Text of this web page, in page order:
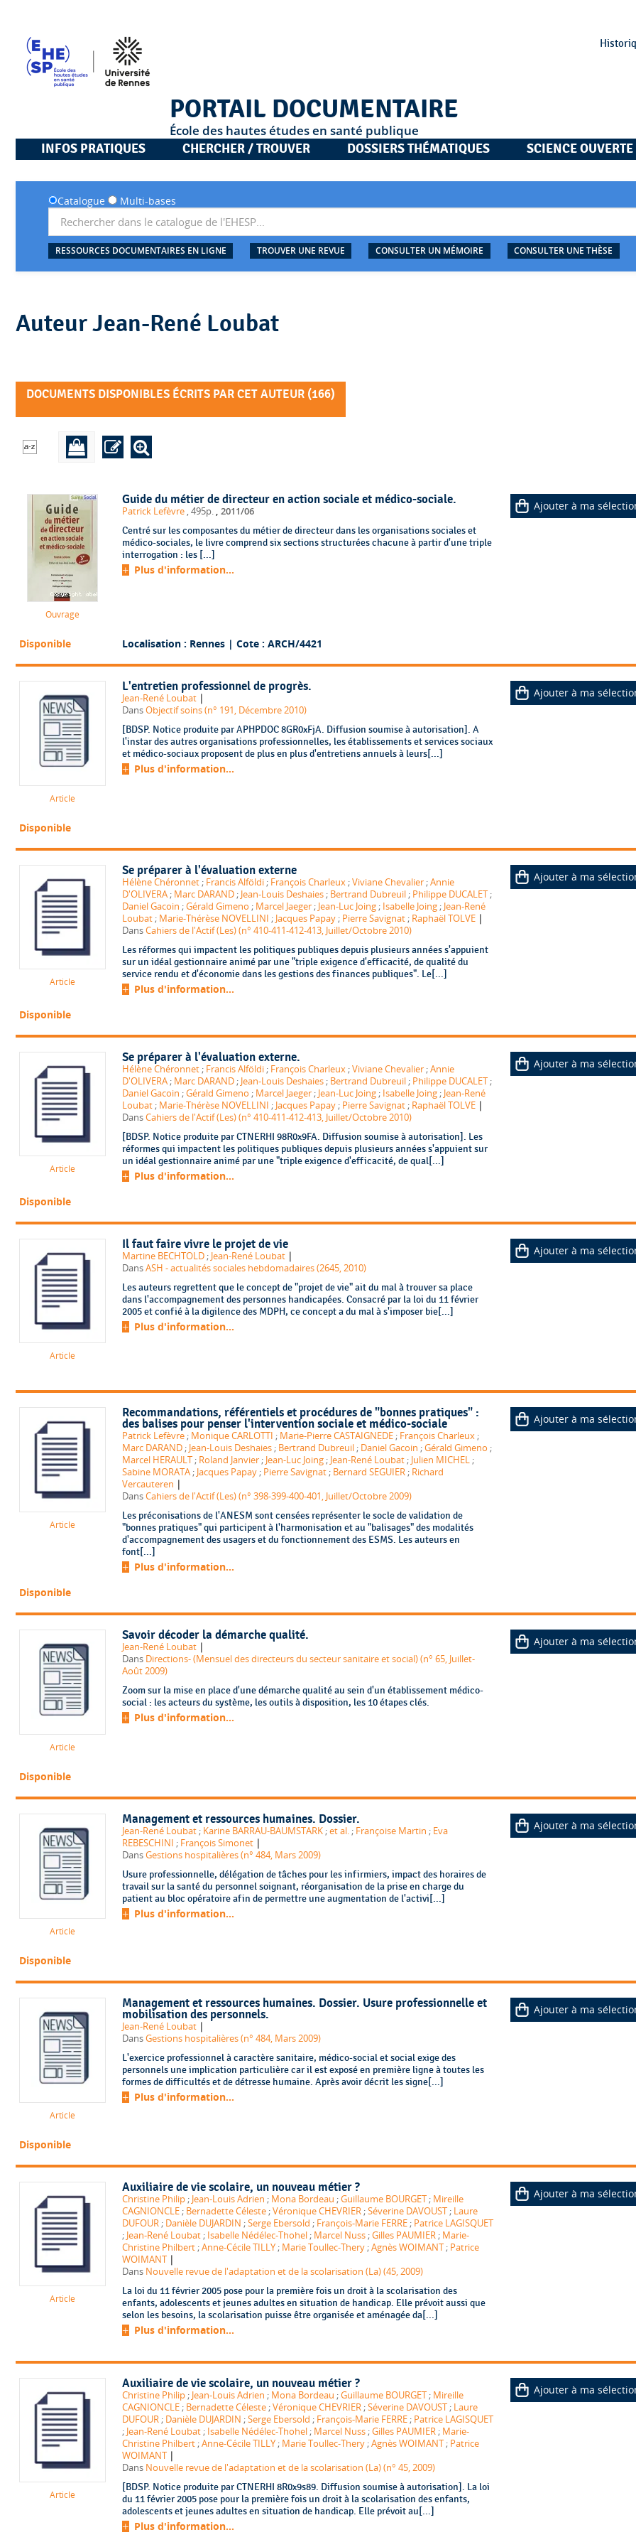
PORTAIL DOCUMENTAIRE
École des hautes études en santé publique
INFOS PRATIQUES
CHERCHER / TROUVER DOSSIERS THÉMATIQUES SCIENCE OUVERTE
Catalogue Multi-bases
RESSOURCES DOCUMENTAIRES EN LIGNE TROUVER UNE REVUE CONSULTER UN MÉMOIRE CONSULTER UNE THÈSE
Auteur Jean-René Loubat
DOCUMENTS DISPONIBLES ÉCRITS PAR CET AUTEUR (166)
Ouvrage
Guide du métier de directeur en action sociale et médico-sociale.
Patrick Lefèvre , 495p. 2011/06
Centré sur les composantes du métier de directeur dans les organisations sociales et
médico-sociales, le livre comprend six sections structurées chacune à partir d'une triple
interrogation : les [...]
Plus d'information...
Ajouter à ma
Disponible Localisation : Rennes | Cote : ARCH/4421
Article
L'entretien professionnel de progrès.
Jean-René Loubat |
DansObjectif soins (n° 191, Décembre 2010)
[BDSP. Notice produite par APHPDOC 8GR0xFjA. Diffusion soumise à autorisation]. A
l'instar des autres organisations professionnelles, les établissements et services sociaux
et médico-sociaux proposent de plus en plus d'entretiens annuels à leurs[...]
Plus d'information...
Ajouter à ma
Disponible
Article
Se préparer à l'évaluation externe
Hélène Chéronnet ; Francis Alföldi ; François Charleux ;Viviane Chevalier ;Annie
D'OLIVERA ; Marc DARAND ; Jean-Louis Deshaies ; Bertrand Dubreuil ; Philippe DUCALET ;
Daniel Gacoin ;Gérald Gimeno ; Marcel Jaeger ; Jean-Luc Joing ; Isabelle Joing ; Jean-René
Loubat ; Marie-Thérèse NOVELLINI ; Jacques Papay ; Pierre Savignat ; Raphaël TOLVE |
DansCahiers de l'Actif (Les) (n° 410-411-412-413, Juillet/Octobre 2010)
Les réformes qui impactent les politiques publiques depuis plusieurs années s'appuient
sur un idéal gestionnaire animé par une "triple exigence d'efficacité, de qualité du
service rendu et d'économie dans les gestions des finances publiques". Le[...]
Plus d'information...
Ajouter à ma
Disponible
Article
Se préparer à l'évaluation externe.
Hélène Chéronnet ; Francis Alföldi ; François Charleux ;Viviane Chevalier ;Annie
D'OLIVERA ; Marc DARAND ; Jean-Louis Deshaies ; Bertrand Dubreuil ; Philippe DUCALET ;
Daniel Gacoin ;Gérald Gimeno ; Marcel Jaeger ; Jean-Luc Joing ; Isabelle Joing ; Jean-René
Loubat ; Marie-Thérèse NOVELLINI ; Jacques Papay ; Pierre Savignat ; Raphaël TOLVE |
DansCahiers de l'Actif (Les) (n° 410-411-412-413, Juillet/Octobre 2010)
[BDSP. Notice produite par CTNERHI 98R0x9FA. Diffusion soumise à autorisation]. Les
réformes qui impactent les politiques publiques depuis plusieurs années s'appuient sur
un idéal gestionnaire animé par une "triple exigence d'efficacité, de qual[...]
Plus d'information...
Ajouter à ma
Disponible
Article
Il faut faire vivre le projet de vie
Martine BECHTOLD ; Jean-René Loubat |
DansASH - actualités sociales hebdomadaires (2645, 2010)
Les auteurs regrettent que le concept de "projet de vie" ait du mal à trouver sa place
dans l'accompagnement des personnes handicapées. Consacré par la loi du 11 février
2005 et confié à la digilence des MDPH, ce concept a du mal à s'imposer bie[...]
Plus d'information...
Ajouter à ma
Article
Recommandations, référentiels et procédures de "bonnes pratiques" :
des balises pour penser l'intervention sociale et médico-sociale
Patrick Lefèvre ; Monique CARLOTTI ; Marie-Pierre CASTAIGNEDE ; François Charleux ;
Marc DARAND ; Jean-Louis Deshaies ; Bertrand Dubreuil ; Daniel Gacoin ;Gérald Gimeno ;
Marcel HERAULT ; Roland Janvier ; Jean-Luc Joing ; Jean-René Loubat ; Julien MICHEL ;
Sabine MORATA ; Jacques Papay ; Pierre Savignat ; Bernard SEGUIER ; Richard
Vercauteren |
DansCahiers de l'Actif (Les) (n° 398-399-400-401, Juillet/Octobre 2009)
Les préconisations de l'ANESM sont censées représenter le socle de validation de
"bonnes pratiques" qui participent à l'harmonisation et au "balisages" des modalités
d'accompagnement des usagers et du fonctionnement des ESMS. Les auteurs en
font[...]
Plus d'information...
Ajouter à ma
Disponible
Article
Savoir décoder la démarche qualité.
Jean-René Loubat |
Dans Directions- (Mensuel des directeurs du secteur sanitaire et social) (n° 65, Juillet-
Août 2009)
Zoom sur la mise en place d'une démarche qualité au sein d'un établissement médico-
social : les acteurs du système, les outils à disposition, les 10 étapes clés.
Plus d'information...
Ajouter à ma
Disponible
Article
Management et ressources humaines. Dossier.
Jean-René Loubat ; Karine BARRAU-BAUMSTARK ;et al. ; Françoise Martin ; Eva
REBESCHINI ; François Simonet |
DansGestions hospitalières (n° 484, Mars 2009)
Usure professionnelle, délégation de tâches pour les infirmiers, impact des horaires de
travail sur la santé du personnel soignant, réorganisation de la prise en charge du
patient au bloc opératoire afin de permettre une augmentation de l'activi[...]
Plus d'information...
Ajouter à ma
Disponible
Article
Management et ressources humaines. Dossier. Usure professionnelle et
mobilisation des personnels.
Jean-René Loubat |
DansGestions hospitalières (n° 484, Mars 2009)
L'exercice professionnel à caractère sanitaire, médico-social et social exige des
personnels une implication particulière car il est exposé en première ligne à toutes les
formes de difficultés et de détresse humaine. Après avoir décrit les signe[...]
Plus d'information...
Ajouter à ma
Disponible
Article
Auxiliaire de vie scolaire, un nouveau métier ?
Christine Philip ; Jean-Louis Adrien ; Mona Bordeau ;Guillaume BOURGET ; Mireille
CAGNIONCLE ; Bernadette Céleste ;Véronique CHEVRIER ;Séverine DAVOUST ; Laure
DUFOUR ; Danièle DUJARDIN ;Serge Ebersold ; François-Marie FERRE ; Patrice LAGISQUET
; Jean-René Loubat ; Isabelle Nédélec-Thohel ; Marcel Nuss ;Gilles PAUMIER ; Marie-
Christine Philbert ;Anne-Cécile TILLY ; Marie Toullec-Thery ;Agnès WOIMANT ; Patrice
WOIMANT |
Dans Nouvelle revue de l'adaptation et de la scolarisation (La) (45, 2009)
La loi du 11 février 2005 pose pour la première fois un droit à la scolarisation des
enfants, adolescents et jeunes adultes en situation de handicap. Elle prévoit aussi que
selon les besoins, la scolarisation puisse être organisée et aménagée da[...]
Plus d'information...
Ajouter à ma
Article
Auxiliaire de vie scolaire, un nouveau métier ?
Christine Philip ; Jean-Louis Adrien ; Mona Bordeau ;Guillaume BOURGET ; Mireille
CAGNIONCLE ; Bernadette Céleste ;Véronique CHEVRIER ;Séverine DAVOUST ; Laure
DUFOUR ; Danièle DUJARDIN ;Serge Ebersold ; François-Marie FERRE ; Patrice LAGISQUET
; Jean-René Loubat ; Isabelle Nédélec-Thohel ; Marcel Nuss ;Gilles PAUMIER ; Marie-
Christine Philbert ;Anne-Cécile TILLY ; Marie Toullec-Thery ;Agnès WOIMANT ; Patrice
WOIMANT |
Dans Nouvelle revue de l'adaptation et de la scolarisation (La) (n° 45, 2009)
[BDSP. Notice produite par CTNERHI 8R0x9s89. Diffusion soumise à autorisation]. La loi
du 11 février 2005 pose pour la première fois un droit à la scolarisation des enfants,
adolescents et jeunes adultes en situation de handicap. Elle prévoit au[...]
Plus d'information...
Ajouter à ma